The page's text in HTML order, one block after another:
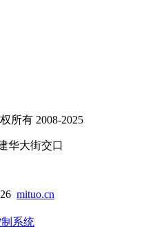
所有 2008-2025
华大街交口
mituo.cn
系统